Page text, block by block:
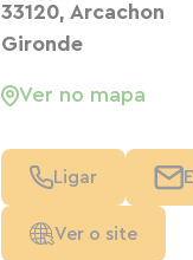
33120, Arcachon
Gironde
Ver no mapa
Ligar
Ver o site